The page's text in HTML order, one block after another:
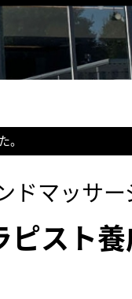
。
マッサー
スト養